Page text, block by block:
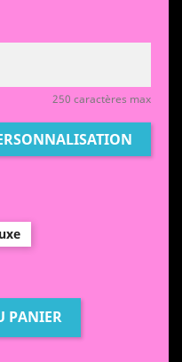
250 caractères max
PANIER